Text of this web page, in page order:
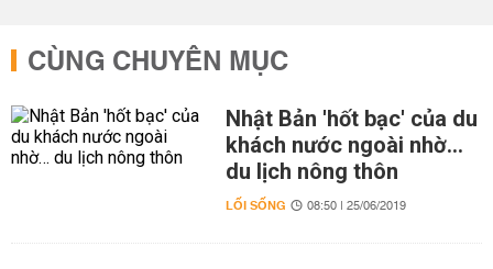
CÙNG CHUYÊN MỤC
Nhật Bản 'hốt bạc' của du
khách nước ngoài nhờ…
du lịch nông thôn
LỐI SỐNG 08:50 | 25/06/2019